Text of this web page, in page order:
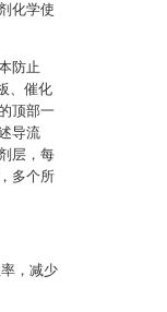
化学使
防止
、催化
顶部一
导流
层，每
多个所
，减少